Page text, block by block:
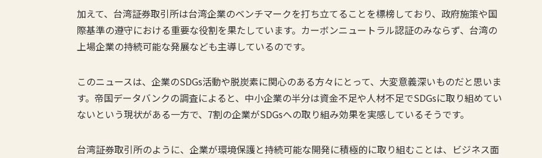
加えて、台湾証券取引所は台湾企業のベンチマークを打ち立てることを標榜しており、政府施策や国
際基準の遵守における重要な役割を果たしています。カーボンニュートラル認証のみならず、台湾の
上場企業の持続可能な発展なども主導しているのです。
このニュースは、企業のSDGs活動や脱炭素に関心のある方々にとって、大変意義深いものだと思いま
す。帝国データバンクの調査によると、中小企業の半分は資金不足や人材不足でSDGsに取り組めてい
ないという現状がある一方で、7割の企業がSDGsへの取り組み効果を実感しているそうです。
台湾証券取引所のように、企業が環境保護と持続可能な開発に積極的に取り組むことは、ビジネス面